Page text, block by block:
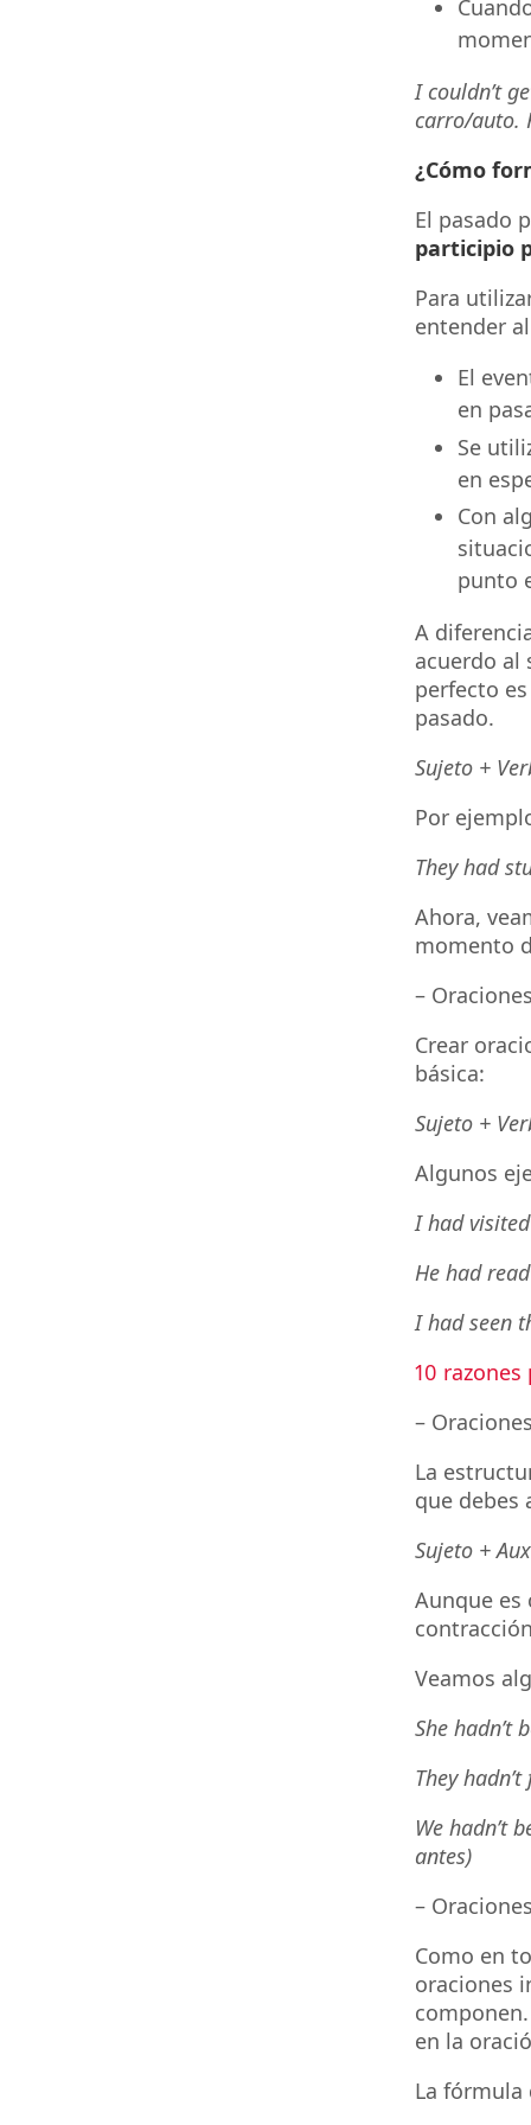
I couldn’t
carro/auto.
¿Cómo
El pasado
participio
Para
entender
El
en
Se
en
Con
punto
A
acuerdo al
perfecto
pasado.
Sujeto +
Por
They had
Ahora,
momento
–
Crear
básica:
Sujeto +
Algunos
I had
He had
I had seen
10
–
La
que debes
Sujeto +
Aunque es
Veamos
She hadn’t
They
We hadn’t
antes)
–
Como en
oraciones
en la
La fórmula